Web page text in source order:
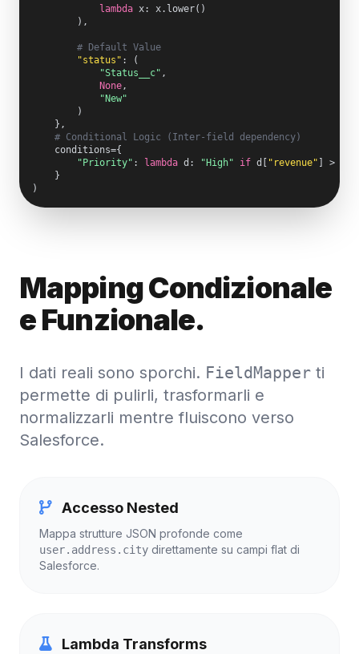
Mapping Condizionale
e Funzionale.
I dati reali sono sporchi. FieldMapper ti
permette di pulirli, trasformarli e
normalizzarli mentre fluiscono verso
Salesforce.
Accesso Nested
Mappa strutture JSON profonde come
user.address.city direttamente su campi flat di
Salesforce.
Lambda Transforms
lambda x: x.lower()
        ),
# Default Value
"status" : (
"Status__c" ,
None,
"New"
        )
    },
# Conditional Logic (Inter-field dependency)
    conditions={
"Priority" : lambda d: "High" if d[ "revenue" ] >
    }